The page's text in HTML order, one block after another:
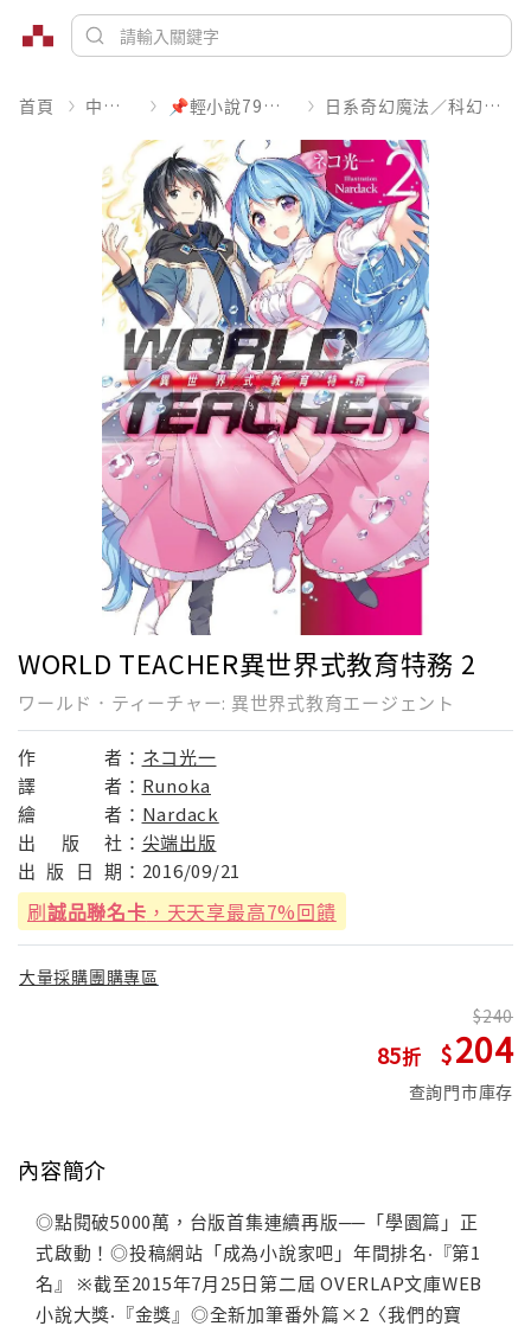
首頁 中文書 📌輕小說79折起 日系奇幻魔法／科幻冒險
WORLD TEACHER異世界式教育特務 2
ワールド．ティーチャー: 異世界式教育エージェント
作 者： ネコ光一
譯
者： Runoka
繪
者： Nardack
出
版 社： 尖端出版
出 版 日 期： 2016/09/21
刷誠品聯名卡 ，天天享最高7%回饋
大量採購團購專區
85
240
204
查詢門市庫存
內容簡介
◎點閱破5000萬，台版首集連續再版──「學園篇」正
式啟動！◎投稿網站「成為小說家吧」年間排名‧『第1
名』 ※截至2015年7月25日第二屆 OVERLAP文庫WEB
小說大獎‧『金獎』◎全新加筆番外篇×2〈我們的寶